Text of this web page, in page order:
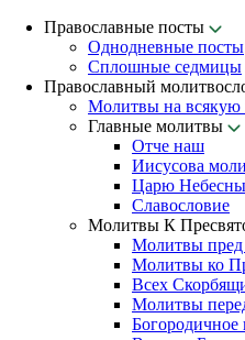
Православные посты
Однодневные посты
Сплошные седмицы
Православный
Молитвы на всякую
Главные молитвы
Отче наш
Иисусова
Царю
Славословие
Молитвы К
Молитвы пред
Молитвы ко
Всех
Молитвы
Богородичное